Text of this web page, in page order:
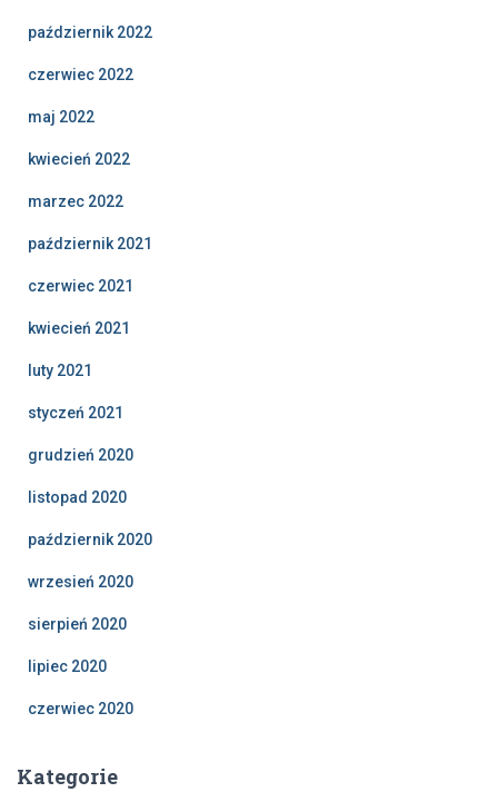
październik 2022
czerwiec 2022
maj 2022
kwiecień 2022
marzec 2022
październik 2021
czerwiec 2021
kwiecień 2021
luty 2021
styczeń 2021
grudzień 2020
listopad 2020
październik 2020
wrzesień 2020
sierpień 2020
lipiec 2020
czerwiec 2020
Kategorie